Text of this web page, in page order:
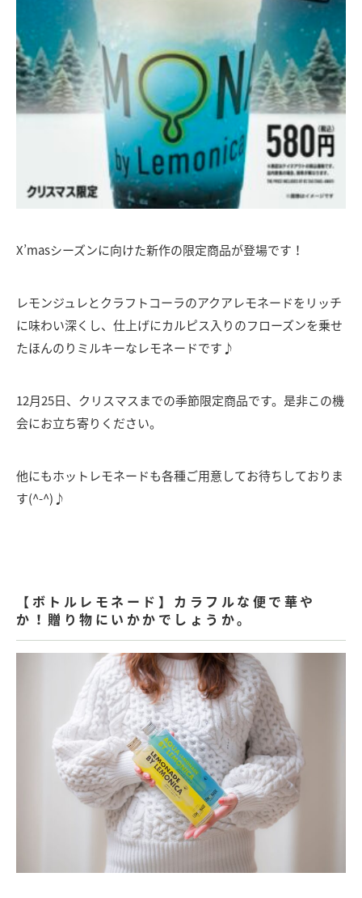
X’masシーズンに向けた新作の限定商品が登場です！
レモンジュレとクラフトコーラのアクアレモネードをリッチ
に味わい深くし、仕上げにカルピス入りのフローズンを乗せ
たほんのりミルキーなレモネードです♪
12月25日、クリスマスまでの季節限定商品です。是非この機
会にお立ち寄りください。
他にもホットレモネードも各種ご用意してお待ちしておりま
す(^-^)♪
【ボトルレモネード】カラフルな便で華や
か！贈り物にいかかでしょうか。